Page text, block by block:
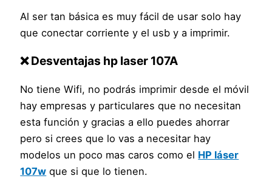
Al ser tan básica es muy fácil de usar solo hay
que conectar corriente y el usb y a imprimir.
❌ Desventajas hp laser 107A
No tiene Wifi, no podrás imprimir desde el móvil
hay empresas y particulares que no necesitan
esta función y gracias a ello puedes ahorrar
pero si crees que lo vas a necesitar hay
modelos un poco mas caros como el HP láser
107w que si que lo tienen.